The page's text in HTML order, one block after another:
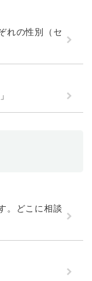
れの性別（セ
。どこに相談